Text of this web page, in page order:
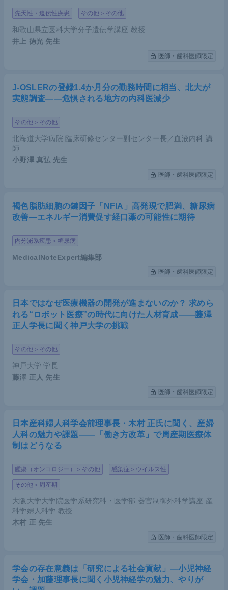
先天性・遺伝性疾患 その他＞その他
和歌山県立医科大学分子遺伝学講座 教授
井上 徳光 先生
医師・歯科医師限定
J-OSLERの登録1.4か月分の勤務時間に相当、北大が
実態調査――危惧される地方の内科医減少
その他＞その他
北海道大学病院 臨床研修センター副センター長／血液内科 講
師
小野澤 真弘 先生
医師・歯科医師限定
褐色脂肪細胞の鍵因子「NFIA」高発現で肥満、糖尿病
改善―エネルギー消費促す経口薬の可能性に期待
内分泌系疾患＞糖尿病
MedicalNoteExpert編集部
医師・歯科医師限定
日本ではなぜ医療機器の開発が進まないのか？ 求めら
れる“ロボット医療”の時代に向けた人材育成――藤澤
正人学長に聞く神戸大学の挑戦
その他＞その他
神戸大学 学長
藤澤 正人 先生
医師・歯科医師限定
日本産科婦人科学会前理事長・木村 正氏に聞く、産婦
人科の魅力や課題――「働き方改革」で周産期医療体
制はどうなる
腫瘍（オンコロジー）＞その他 感染症＞ウイルス性
その他＞周産期
大阪大学大学院医学系研究科・医学部 器官制御外科学講座 産
科学婦人科学 教授
木村 正 先生
医師・歯科医師限定
学会の存在意義は「研究による社会貢献」―小児神経
学会・加藤理事長に聞く小児神経学の魅力、やりが